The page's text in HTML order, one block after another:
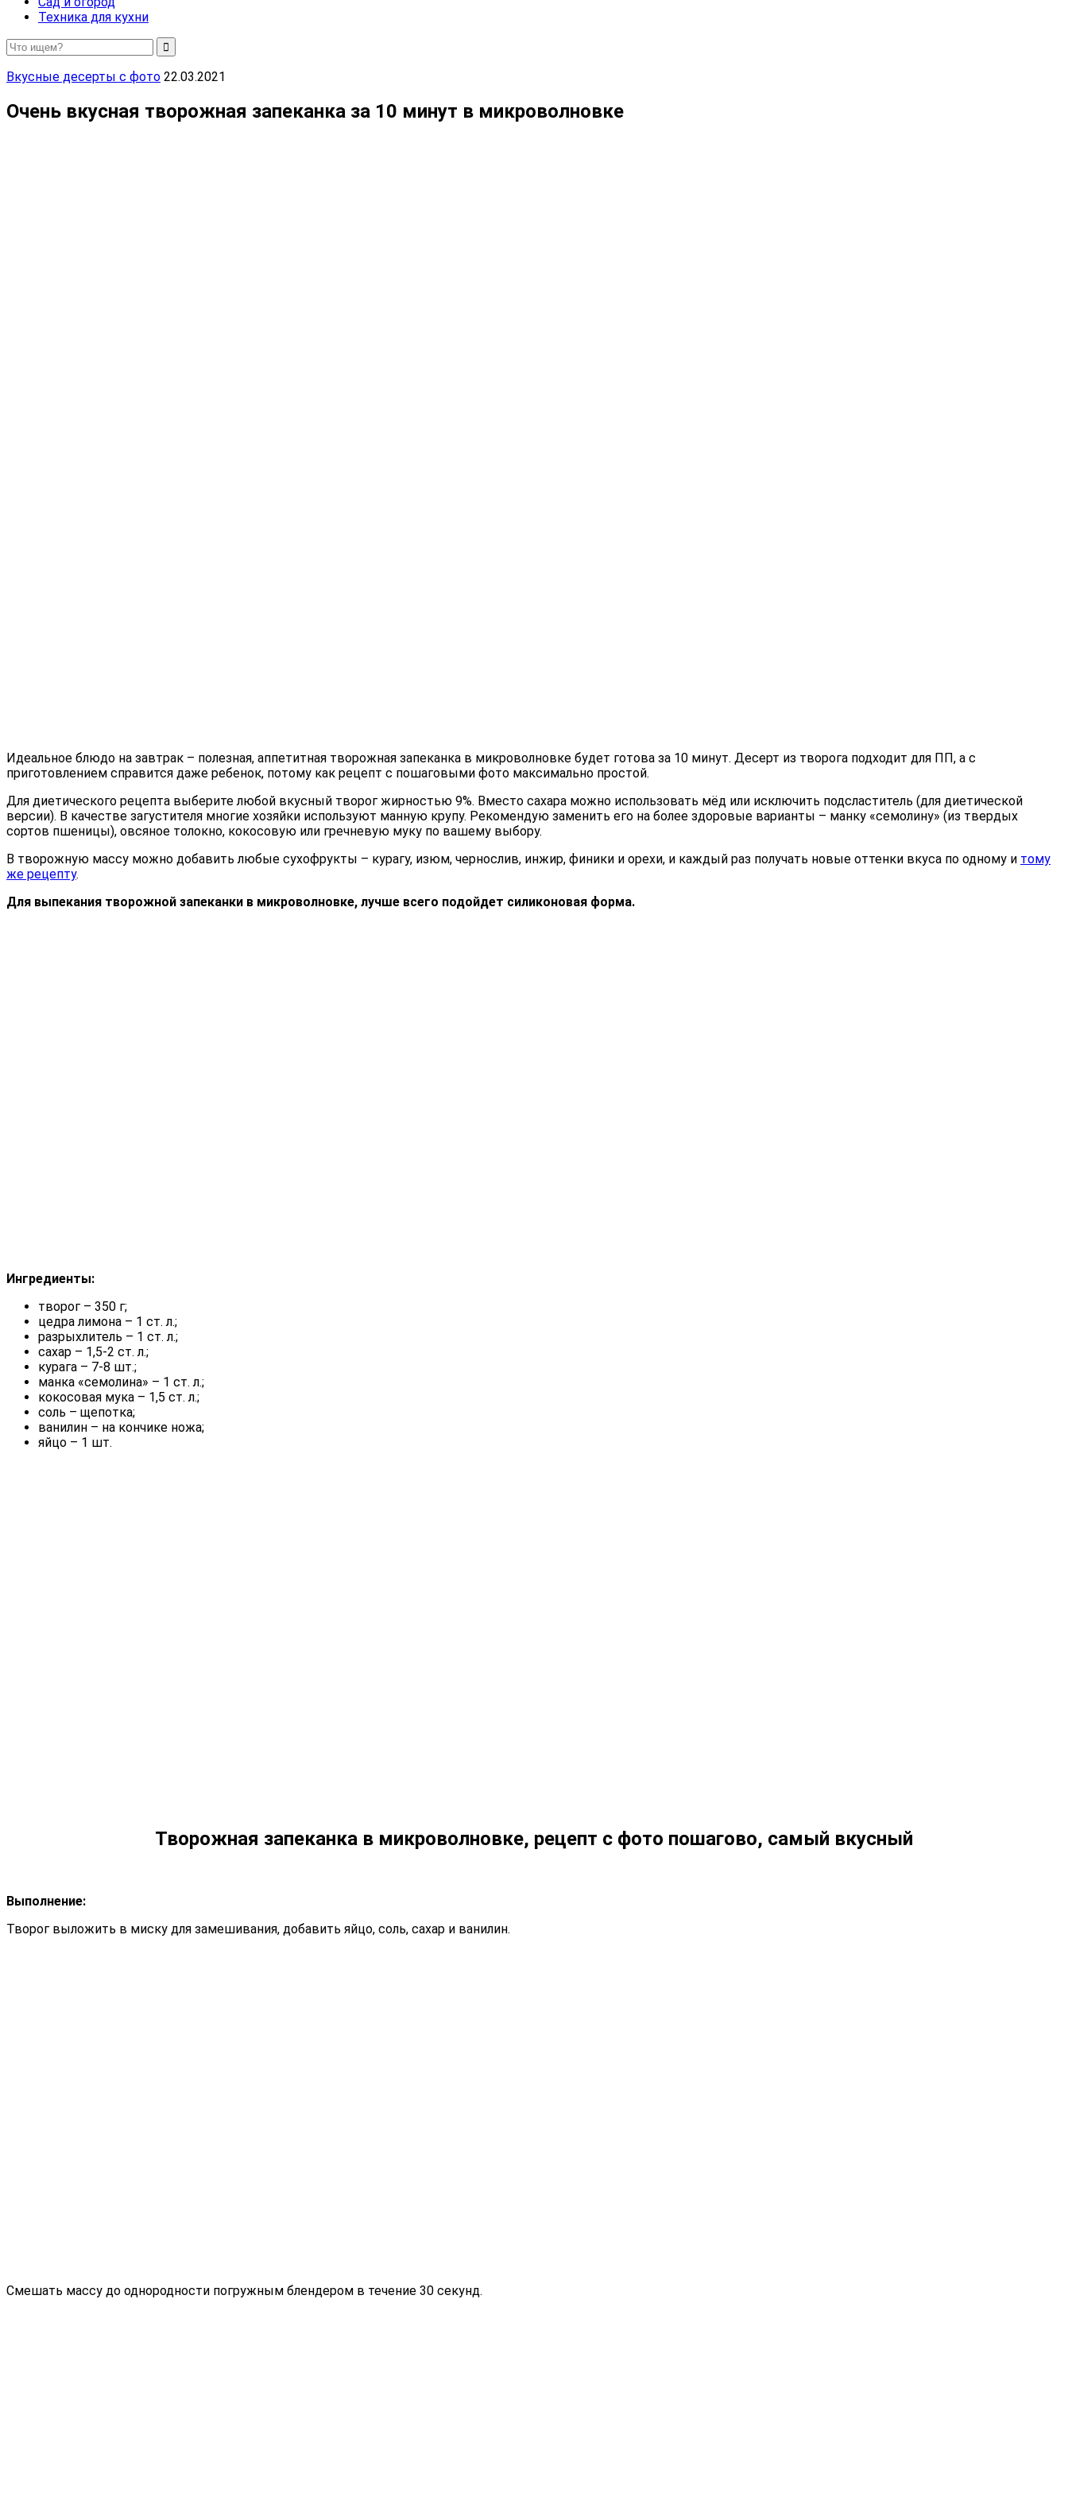
Техника для кухни
Вкусные десерты с фото 22.03.2021
Очень вкусная творожная запеканка за 10 минут в микроволновке
Идеальное блюдо на завтрак – полезная, аппетитная творожная запеканка в микроволновке будет готова за 10 минут. Десерт из творога подходит для ПП, а с
приготовлением справится даже ребенок, потому как рецепт с пошаговыми фото максимально простой.
Для диетического рецепта выберите любой вкусный творог жирностью 9%. Вместо сахара можно использовать мёд или исключить подсластитель (для диетической
версии). В качестве загустителя многие хозяйки используют манную крупу. Рекомендую заменить его на более здоровые варианты – манку «семолину» (из твердых
сортов пшеницы), овсяное толокно, кокосовую или гречневую муку по вашему выбору.
В творожную массу можно добавить любые сухофрукты – курагу, изюм, чернослив, инжир, финики и орехи, и каждый раз получать новые оттенки вкуса по одному и тому
же рецепту.
Для выпекания творожной запеканки в микроволновке, лучше всего подойдет силиконовая форма.
Ингредиенты:
творог – 350 г;
цедра лимона – 1 ст. л.;
разрыхлитель – 1 ст. л.;
сахар – 1,5-2 ст. л.;
курага – 7-8 шт.;
манка «семолина» – 1 ст. л.;
кокосовая мука – 1,5 ст. л.;
соль – щепотка;
ванилин – на кончике ножа;
яйцо – 1 шт.
Творожная запеканка в микроволновке, рецепт с фото пошагово, самый вкусный
Выполнение:
Творог выложить в миску для замешивания, добавить яйцо, соль, сахар и ванилин.
Смешать массу до однородности погружным блендером в течение 30 секунд.